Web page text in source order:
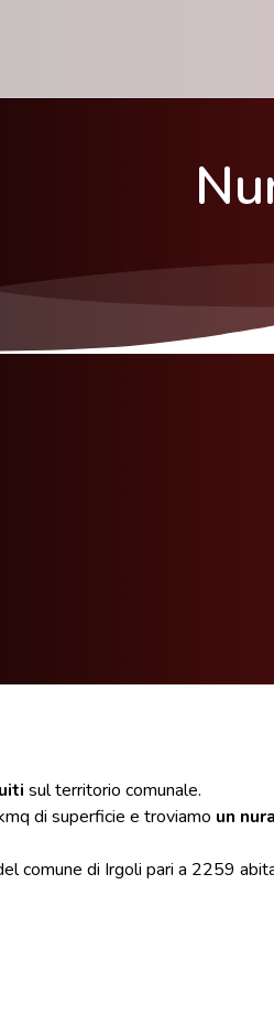
sul territorio comunale.
di superficie e troviamo un
comune di Irgoli pari a 2259